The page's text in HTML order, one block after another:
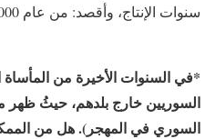
سنوات الإنتاج، وأقصد: من عام 2000 حتى 2010.
*في السنوات الأخيرة من
السوريين خارج بلدهم، حيثُ ظهر
السوري في المهجر). هل من